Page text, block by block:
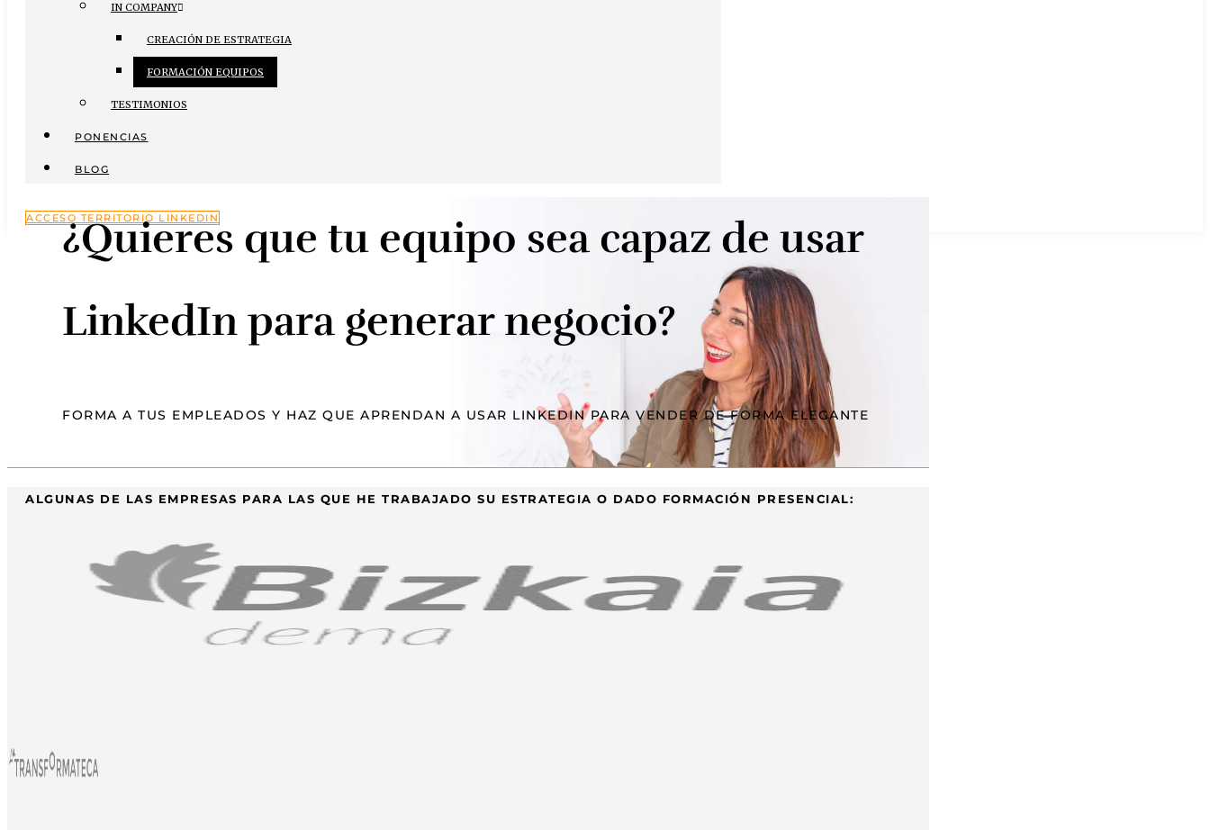
IN COMPANY
CREACIÓN DE ESTRATEGIA
FORMACIÓN EQUIPOS
TESTIMONIOS
PONENCIAS
BLOG
ACCESO TERRITORIO LINKEDIN
¿Quieres que tu equipo sea capaz de usar
LinkedIn para generar negocio?
FORMA A TUS EMPLEADOS Y HAZ QUE APRENDAN A USAR LINKEDIN PARA VENDER DE FORMA ELEGANTE
ALGUNAS DE LAS EMPRESAS PARA LAS QUE HE TRABAJADO SU ESTRATEGIA O DADO FORMACIÓN PRESENCIAL: